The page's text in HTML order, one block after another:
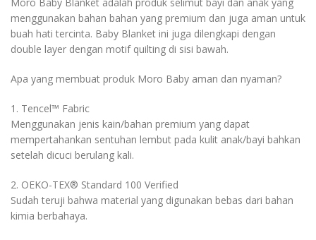
menggunakan bahan bahan yang premium dan juga aman untuk
buah hati tercinta. Baby Blanket ini juga dilengkapi dengan
double layer dengan motif quilting di sisi bawah.
Apa yang membuat produk Moro Baby aman dan nyaman?
1. Tencel™️ Fabric
Menggunakan jenis kain/bahan premium yang dapat
mempertahankan sentuhan lembut pada kulit anak/bayi bahkan
setelah dicuci berulang kali.
2. OEKO-TEX®️ Standard 100 Verified
Sudah teruji bahwa material yang digunakan bebas dari bahan
kimia berbahaya.